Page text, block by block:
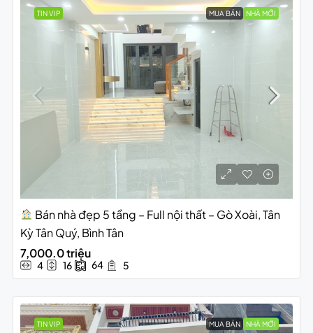
TIN VIP MUA BÁN NHÀ MỚI
Bán nhà đẹp 5 tầng – Full nội thất – Gò Xoài, Tân
Kỳ Tân Quý, Bình Tân
7,000.0 triệu
4 16 64 5
TIN VIP MUA BÁN NHÀ MỚI